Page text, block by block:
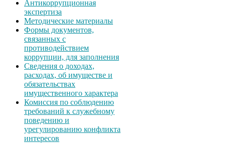
Антикоррупционная
экспертиза
Методические материалы
Формы документов,
связанных с
противодействием
коррупции, для заполнения
Сведения о доходах,
расходах, об имуществе и
обязательствах
имущественного характера
Комиссия по соблюдению
требований к служебному
поведению и
урегулированию конфликта
интересов